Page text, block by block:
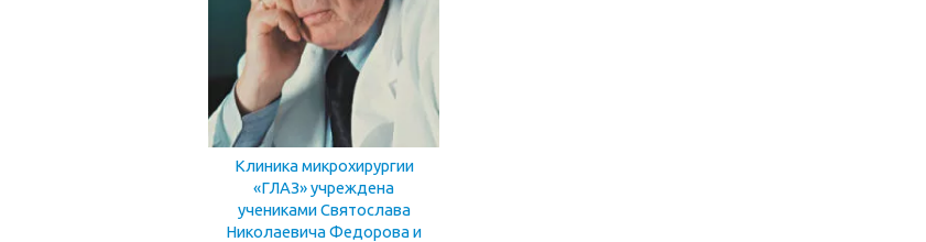
Клиника микрохирургии
«ГЛАЗ» учреждена
учениками Святослава
Николаевича Федорова и